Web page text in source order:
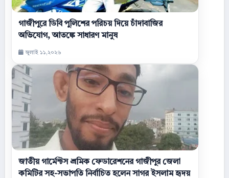
গাজীপুরে ডিবি পুলিশের পরিচয় দিয়ে চাঁদাবাজির
অভিযোগ, আতঙ্কে সাধারণ মানুষ
জুলাই ১১,২০২৬
জাতীয় গার্মেন্টস শ্রমিক ফেডারেশনের গাজীপুর জেলা
কমিটির সহ-সভাপতি নির্বাচিত হলেন সাগর ইসলাম হৃদয়